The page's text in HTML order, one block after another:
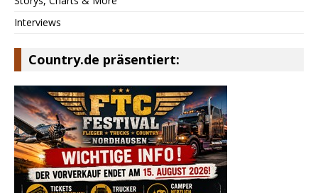
Interviews
Country.de präsentiert: